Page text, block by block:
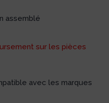
assemblé
sur les pièces
avec les marques